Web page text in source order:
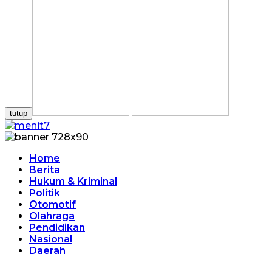
tutup
Home
Berita
Hukum & Kriminal
Politik
Otomotif
Olahraga
Pendidikan
Nasional
Daerah